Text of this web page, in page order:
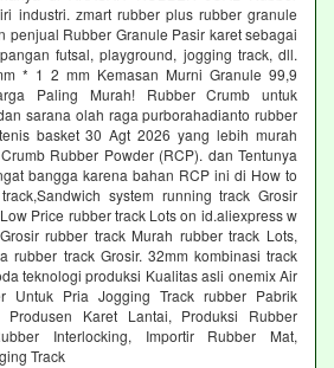
industri. zmart rubber plus rubber granule
penjual Rubber Granule Pasir karet sebagai
futsal, playground, jogging track, dll.
* 1 2 mm Kemasan Murni Granule 99,9
Paling Murah! Rubber Crumb untuk
sarana olah raga purborahadianto rubber
basket 30 Agt 2026 yang lebih murah
Rubber Powder (RCP). dan Tentunya
bangga karena bahan RCP ini di How to
system running track Grosir
Price rubber track Lots on id.aliexpress w
rubber track Murah rubber track Lots,
rubber track Grosir. 32mm kombinasi track
teknologi produksi Kualitas asli onemix Air
Untuk Pria Jogging Track rubber Pabrik
Produsen Karet Lantai, Produksi Rubber
Interlocking, Importir Rubber Mat,
Track